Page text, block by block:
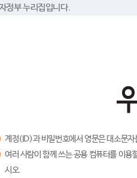
정부 누리집입니다.
계정(ID)과 비밀번호에서 영문은 대소문
여러 사람이 함께 쓰는 공용 컴퓨터를 이
시오.